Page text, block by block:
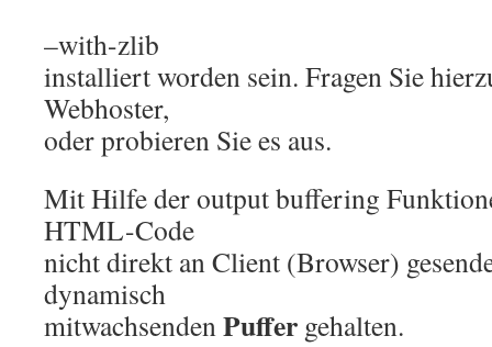
–with-zlib
installiert worden sein. Fragen Sie
Webhoster,
oder probieren Sie es aus.
Mit Hilfe der output buffering
HTML-Code
nicht direkt an Client (Browser)
dynamisch
mitwachsendenPuffer gehalten.